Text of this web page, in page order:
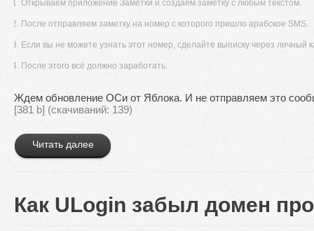
Открываем приложение Заметки и создаем заметку с любым текстом.
После отправляем заметку на номер с которого пришло арабское SMS.
Если вы не можете узнать этот номер, сделайте выписку через личный
После этого всё должно заработать.
Ждем обновление ОСи от Яблока. И не отправляем это
[381 b] (cкачиваний: 139)
Читать далее
Как ULogin забыл домен